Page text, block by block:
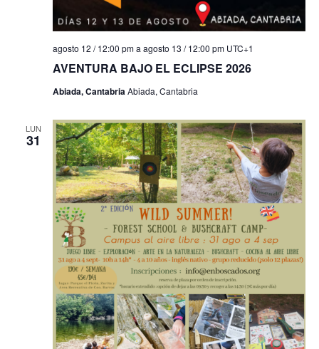
AVENTURA BAJO EL ECLIPSE 2026
agosto 12 / 12:00 pma agosto 13 / 12:00 pm UTC+1
Abiada, CantabriaAbiada, Cantabria
LUN
31